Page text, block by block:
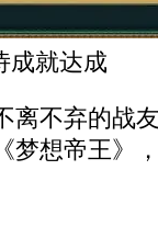
成就达成
不弃的战
《梦想帝王》